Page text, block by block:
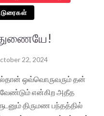
22, 2024
ஒவ்வொருவரும் தன்
என்கிற அதீத
திருமண பந்தத்தில்